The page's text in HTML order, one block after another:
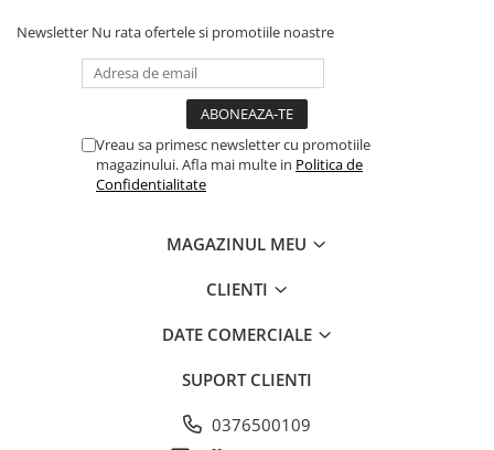
Newsletter Nu rata ofertele si promotiile noastre
Vreau sa primesc newsletter cu promotiile
magazinului. Afla mai multe in Politica de
Confidentialitate
MAGAZINUL MEU
CLIENTI
DATE COMERCIALE
SUPORT CLIENTI
0376500109